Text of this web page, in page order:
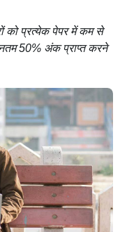
को प्रत्येक पेपर में कम से
50% अंक प्राप्त करने